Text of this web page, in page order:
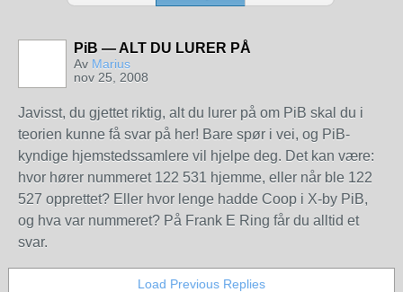
PiB — ALT DU LURER PÅ
Av Marius
nov 25, 2008
Javisst, du gjettet riktig, alt du lurer på om PiB skal du i
teorien kunne få svar på her! Bare spør i vei, og PiB-
kyndige hjemstedssamlere vil hjelpe deg. Det kan være:
hvor hører nummeret 122 531 hjemme, eller når ble 122
527 opprettet? Eller hvor lenge hadde Coop i X-by PiB,
og hva var nummeret? På Frank E Ring får du alltid et
svar.
Load Previous Replies